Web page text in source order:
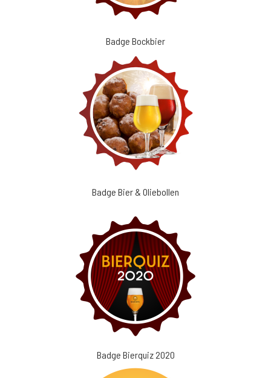
Badge Bockbier
Badge Bier & Oliebollen
Badge Bierquiz 2020